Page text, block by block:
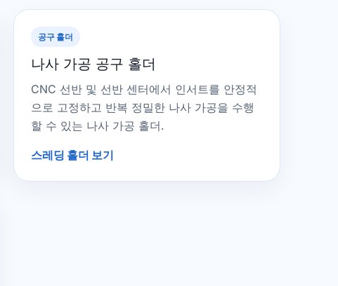
공구 홀더
나사 가공 공구 홀더
CNC 선반 및 선반 센터에서 인서트를 안정적
으로 고정하고 반복 정밀한 나사 가공을 수행
할 수 있는 나사 가공 홀더.
스레딩 홀더 보기